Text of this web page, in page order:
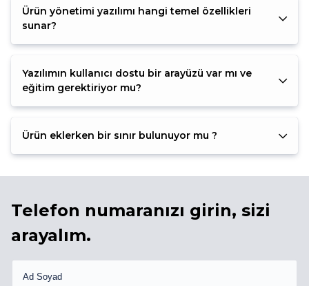
Ürün yönetimi yazılımı hangi temel özellikleri
sunar?
Yazılımın kullanıcı dostu bir arayüzü var mı ve
eğitim gerektiriyor mu?
Ürün eklerken bir sınır bulunuyor mu ?
Telefon numaranızı girin, sizi
arayalım.